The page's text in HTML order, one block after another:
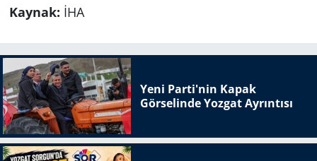
Kaynak: İHA
Yeni Parti'nin Kapak
Görselinde Yozgat Ayrıntısı